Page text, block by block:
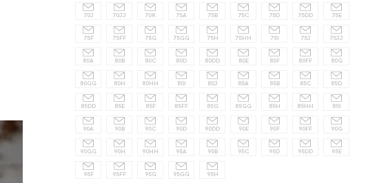
70J 70JJ 70K 75A 75B 75C 75D 75DD 75E
75F 75FF 75G 75GG 75H 75HH 75I 75J 75JJ
80A 80B 80C 80D 80DD 80E 80F 80FF 80G
80GG 80H 80HH 80I 80J 85A 85B 85C 85D
85DD 85E 85F 85FF 85G 85GG 85H 85HH 85I
90A 90B 90C 90D 90DD 90E 90F 90FF 90G
90GG 90H 90HH 95A 95B 95C 95D 95DD 95E
95F 95FF 95G 95GG 95H